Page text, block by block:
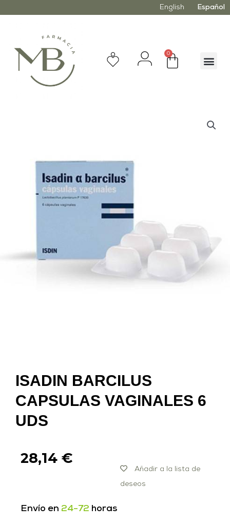
English Español
0
ISADIN BARCILUS
CAPSULAS VAGINALES 6
UDS
28,14 €
Añadir a la lista de
deseos
Envío en 24-72 horas